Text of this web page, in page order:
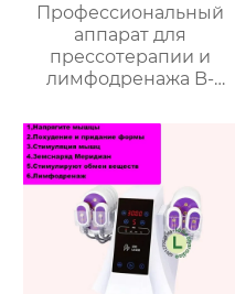
Профессиональный
аппарат для
прессотерапии и
лимфодренажа B-